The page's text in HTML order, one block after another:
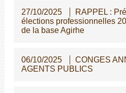
27/10/2025
RAPPEL :
élections professionnelles
de la base Agirhe
06/10/2025
CONGES
AGENTS PUBLICS